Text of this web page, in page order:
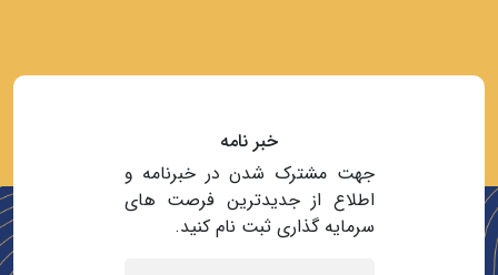
خبر نامه
جهت مشترک شدن در خبرنامه و
اطلاع از جدیدترین فرصت های
سرمایه گذاری ثبت نام کنید.